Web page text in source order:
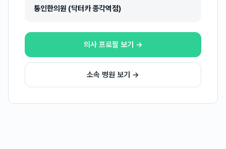
통인한의원 (닥터카 종각역점)
의사 프로필 보기 →
소속 병원 보기 →